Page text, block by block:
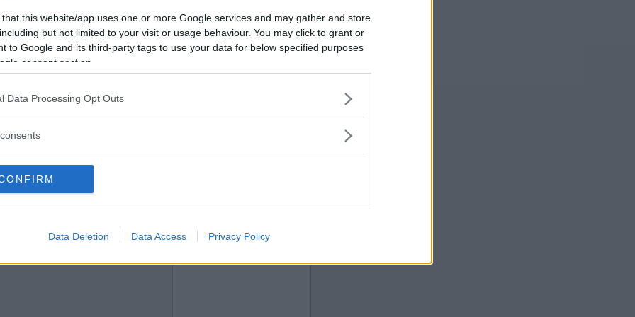
that this website/app uses one or more Google services and may gather and store
but not limited to your visit or usage behaviour. You may click to grant or
to Google and its third-party tags to use your data for below specified purposes
consent section.
Data Processing Opt Outs
Data Deletion Data Access Privacy Policy
Vill du bli
medlem?